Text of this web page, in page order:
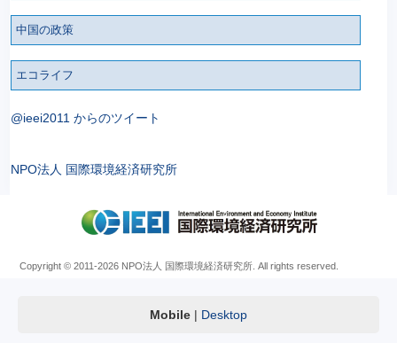
中国の政策
エコライフ
@ieei2011 からのツイート
NPO法人 国際環境経済研究所
Copyright © 2011-2026 NPO法人 国際環境経済研究所. All rights reserved.
Mobile | Desktop